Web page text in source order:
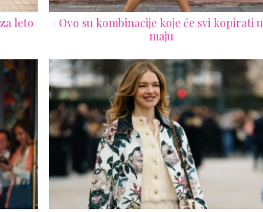
leto
Ovo su kombinacije koje će svi kopirati u
maju